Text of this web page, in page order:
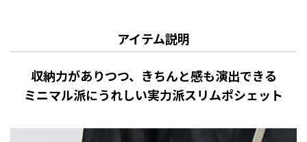
アイテム説明
収納力がありつつ、きちんと感も演出できる
ミニマル派にうれしい実力派スリムポシェット